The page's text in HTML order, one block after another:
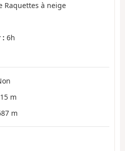
Raquettes à neige
: 6h
m
m